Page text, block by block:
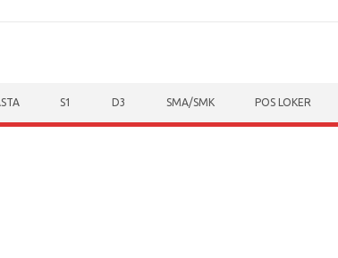
S1 D3 SMA/SMK POS LOKER